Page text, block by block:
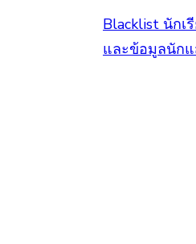
Blacklist นักเ
และข้อมูลนัก